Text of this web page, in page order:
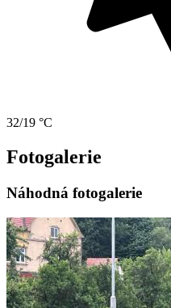
32/19 °C
Fotogalerie
Náhodná fotogalerie